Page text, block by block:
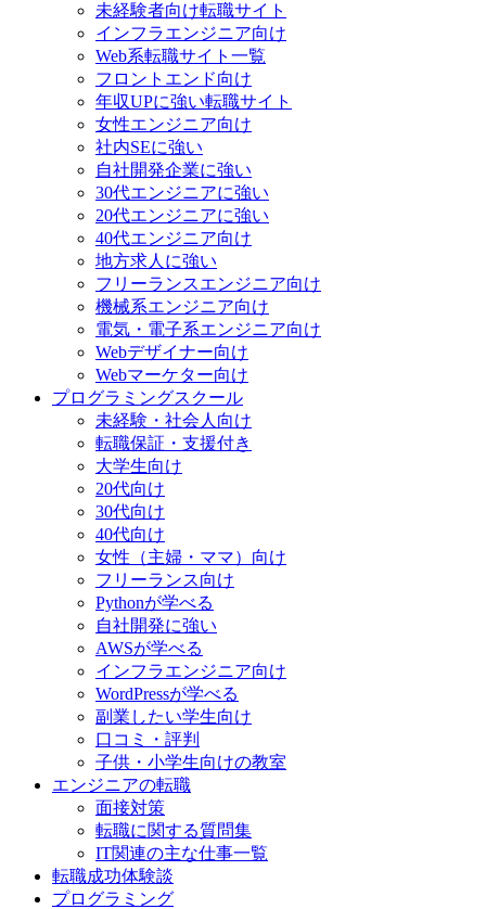
未経験者向け転職サイト
インフラエンジニア向け
Web系転職サイト一覧
フロントエンド向け
年収UPに強い転職サイト
女性エンジニア向け
社内SEに強い
自社開発企業に強い
30代エンジニアに強い
20代エンジニアに強い
40代エンジニア向け
地方求人に強い
フリーランスエンジニア向け
機械系エンジニア向け
電気・電子系エンジニア向け
Webデザイナー向け
Webマーケター向け
プログラミングスクール
未経験・社会人向け
転職保証・支援付き
大学生向け
20代向け
30代向け
40代向け
女性（主婦・ママ）向け
フリーランス向け
Pythonが学べる
自社開発に強い
AWSが学べる
インフラエンジニア向け
WordPressが学べる
副業したい学生向け
口コミ・評判
子供・小学生向けの教室
エンジニアの転職
面接対策
転職に関する質問集
IT関連の主な仕事一覧
転職成功体験談
プログラミング